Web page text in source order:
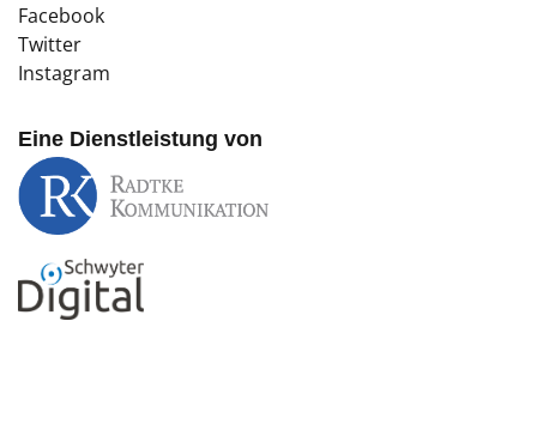
Facebook
Twitter
Instagram
Eine Dienstleistung von